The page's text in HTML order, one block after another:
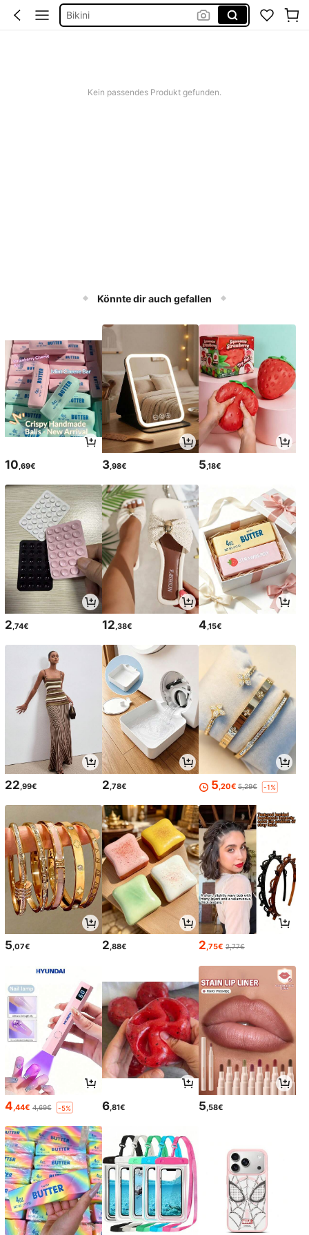
Kleid Baumwolle
Kein passendes Produkt gefunden.
Könnte dir auch gefallen
10 ,69€ 3,98€ 5 ,18€
2,74€ 12,38€ 4,15€
22,99€ 2,78€ 5,20€ 5,29€ -1%
5,07€ 2,88€ 2,75€ 2,77€
4 ,44€ 4,69€ -5% 6,81€ 5 ,58€